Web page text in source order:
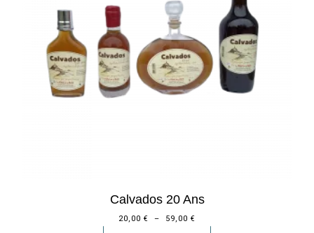
Calvados 20 Ans
20,00 € – 59,00 €